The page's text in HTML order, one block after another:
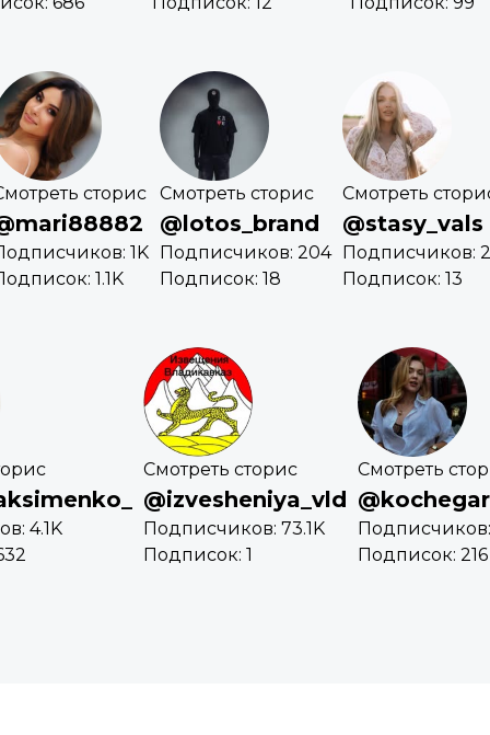
сторис
1K
1.1K
Смотреть сторис
@lotos_brand
Подписчиков: 204
Подписок: 18
Смотреть
@stasy_vals
Подписчиков:
Подписок: 13
4.1K
Смотреть сторис
@izvesheniya_vld
Подписчиков: 73.1K
Подписок: 1
Смотреть
Подписок: 216